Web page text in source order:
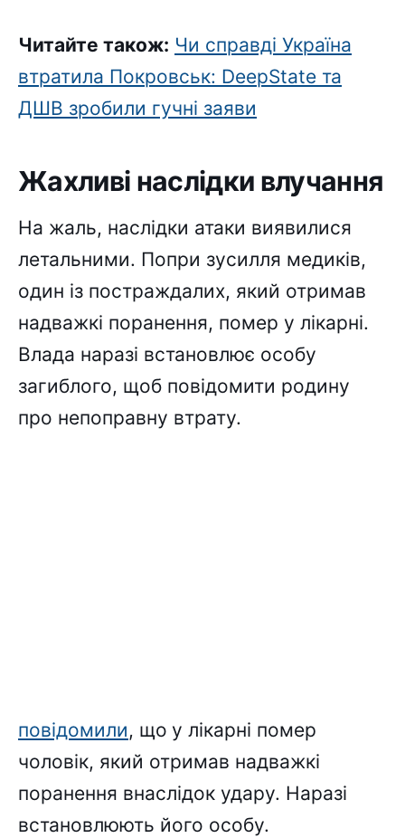
Читайте також: Чи справді Україна
втратила Покровськ: DeepState та
ДШВ зробили гучні заяви
Жахливі наслідки влучання
На жаль, наслідки атаки виявилися
летальними. Попри зусилля медиків,
один із постраждалих, який отримав
надважкі поранення, помер у лікарні.
Влада наразі встановлює особу
загиблого, щоб повідомити родину
про непоправну втрату.
повідомили, що у лікарні помер
чоловік, який отримав надважкі
поранення внаслідок удару. Наразі
встановлюють його особу.